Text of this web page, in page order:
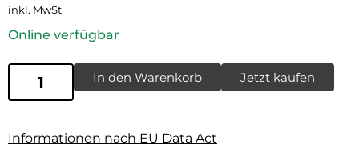
inkl. MwSt.
Online verfügbar
In den Warenkorb Jetzt kaufen
Informationen nach EU Data Act